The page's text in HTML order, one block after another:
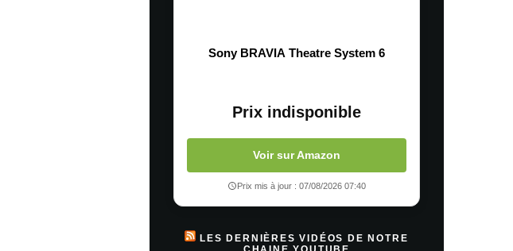
Sony BRAVIA Theatre System 6
Prix indisponible
Voir sur Amazon
Prix mis à jour : 07/08/2026 07:40
LES DERNIÈRES VIDÉOS DE NOTRE